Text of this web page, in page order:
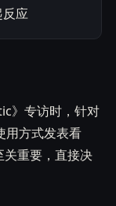
应
》专访时，针对
用方式发表看
重要，直接决